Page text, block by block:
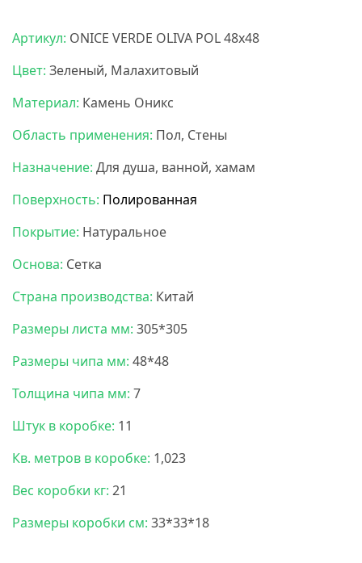
Артикул: ONICE VERDE OLIVA POL 48x48
Цвет: Зеленый, Малахитовый
Материал: Камень Оникс
Область применения: Пол, Стены
Назначение: Для душа, ванной, хамам
Поверхность: Полированная
Покрытие: Натуральное
Основа: Сетка
Страна производства: Китай
Размеры листа мм: 305*305
Размеры чипа мм: 48*48
Толщина чипа мм: 7
Штук в коробке: 11
Кв. метров в коробке: 1,023
Вес коробки кг: 21
Размеры коробки см: 33*33*18